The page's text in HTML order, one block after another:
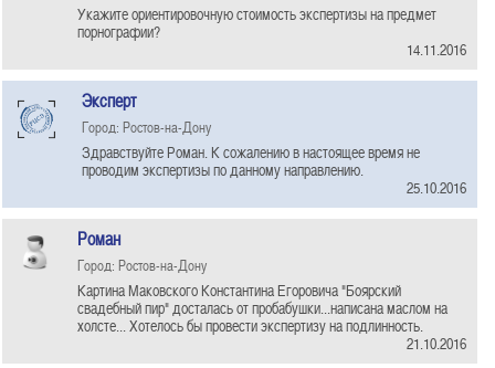
Укажите ориентировочную стоимость экспертизы на предмет
порнографии?
14.11.2016
Эксперт
Город: Ростов-на-Дону
Здравствуйте Роман. К сожалению в настоящее время не
проводим экспертизы по данному направлению.
25.10.2016
Роман
Город: Ростов-на-Дону
Картина Маковского Константина Егоровича "Боярский
свадебный пир" досталась от пробабушки...написана маслом на
холсте... Хотелось бы провести экспертизу на подлинность.
21.10.2016